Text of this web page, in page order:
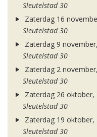
Sleutelstad 30
Zaterdag 16
Sleutelstad 30
Zaterdag 9
Sleutelstad 30
Zaterdag 2
Sleutelstad 30
Zaterdag 26 oktober,
Sleutelstad 30
Zaterdag 19 oktober,
Sleutelstad 30